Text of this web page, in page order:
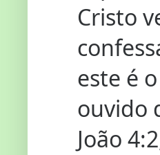
Cristo
este é
ouvido
João